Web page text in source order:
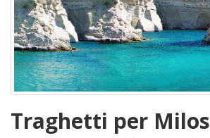
Traghetti per Milos